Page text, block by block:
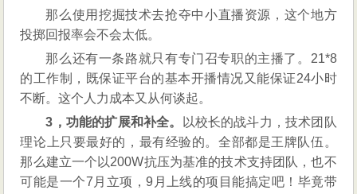
那么使用挖掘技术去抢夺中小直播资源，这个地方
投掷回报率会不会太低。
那么还有一条路就只有专门召专职的主播了。21*8
的工作制，既保证平台的基本开播情况又能保证24小时
不断。这个人力成本又从何谈起。
3，功能的扩展和补全。
以校长的战斗力，技术团队
理论上只要最好的，最有经验的。全部都是王牌队伍。
那么建立一个以200W抗压为基准的技术支持团队，也不
可能是一个7月立项，9月上线的项目能搞定吧！毕竟带